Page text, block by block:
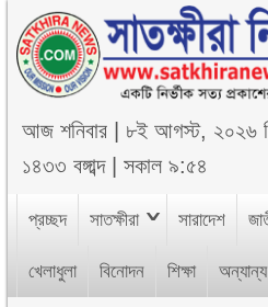
আজশনিবার ৮ই আগস্ট, ২০২৬
১৪৩৩ বঙ্গাব্দ|সকাল ৯:৫৪
প্রচ্ছদ সাতক্ষীরা সারাদেশ
খেলাধুলা বিনোদন শিক্ষা অন্যান্য